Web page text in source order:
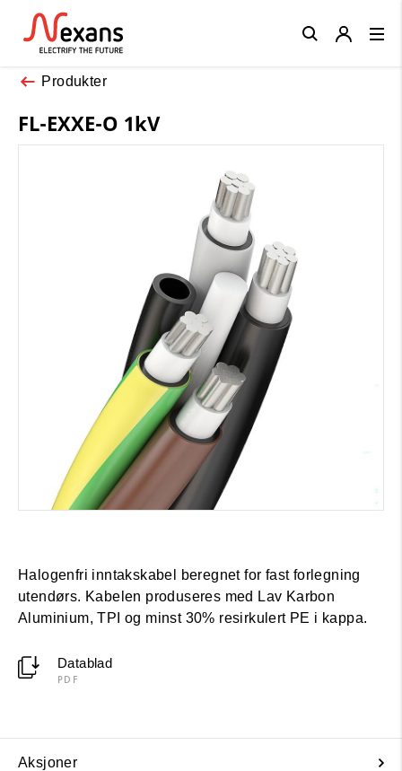
Produkter
FL-EXXE-O 1kV
Halogenfri inntakskabel beregnet for fast forlegning
utendørs. Kabelen produseres med Lav Karbon
Aluminium, TPI og minst 30% resirkulert PE i kappa.
Datablad
PDF
Aksjoner
Close